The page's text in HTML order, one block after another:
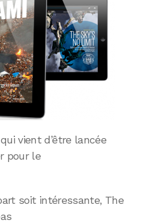
vient d’être lancée
pour le
soit intéressante, The